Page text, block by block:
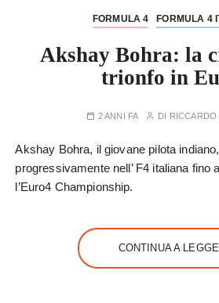
FORMULA 4 FORMULA 4
Akshay Bohra: la
trionfo in
2 ANNI FA DI RICCARDO
Akshay Bohra, il giovane pilota
progressivamente nell’ F4 italiana fino
l’Euro4 Championship.
CONTINUA A